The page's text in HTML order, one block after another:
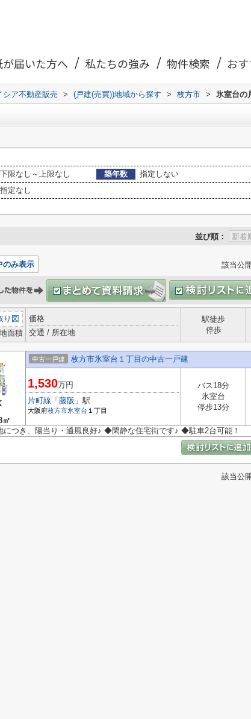
が届いた方へ 私たちの強み 物件検索 お
ア不動産販売 > (戸建(売買))地域から探す > 枚方市 > 氷室台の
下限なし～上限なし 築年数
指定しない
指定なし
並び順：
のみ表示 該当公
り図
面積
価格
交通 / 所在地
駅徒歩
停歩
㎡
中古一戸建 枚方市氷室台１丁目の中古一戸建
1,530万円
片町線 「 藤阪 」駅
大阪府枚方市氷室台 １丁目
バス18分
氷室台
停歩13分
つき、陽当り・通風良好♪ ◆閑静な住宅街です♪ ◆駐車2台可能！
該当公